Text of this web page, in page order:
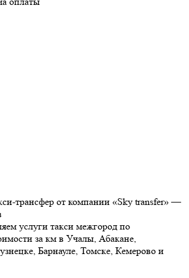
трансфер от компании «Sky transfer» —
услуги такси межгород по
за км в Учалы, Абакане,
Барнауле, Томске, Кемерово и